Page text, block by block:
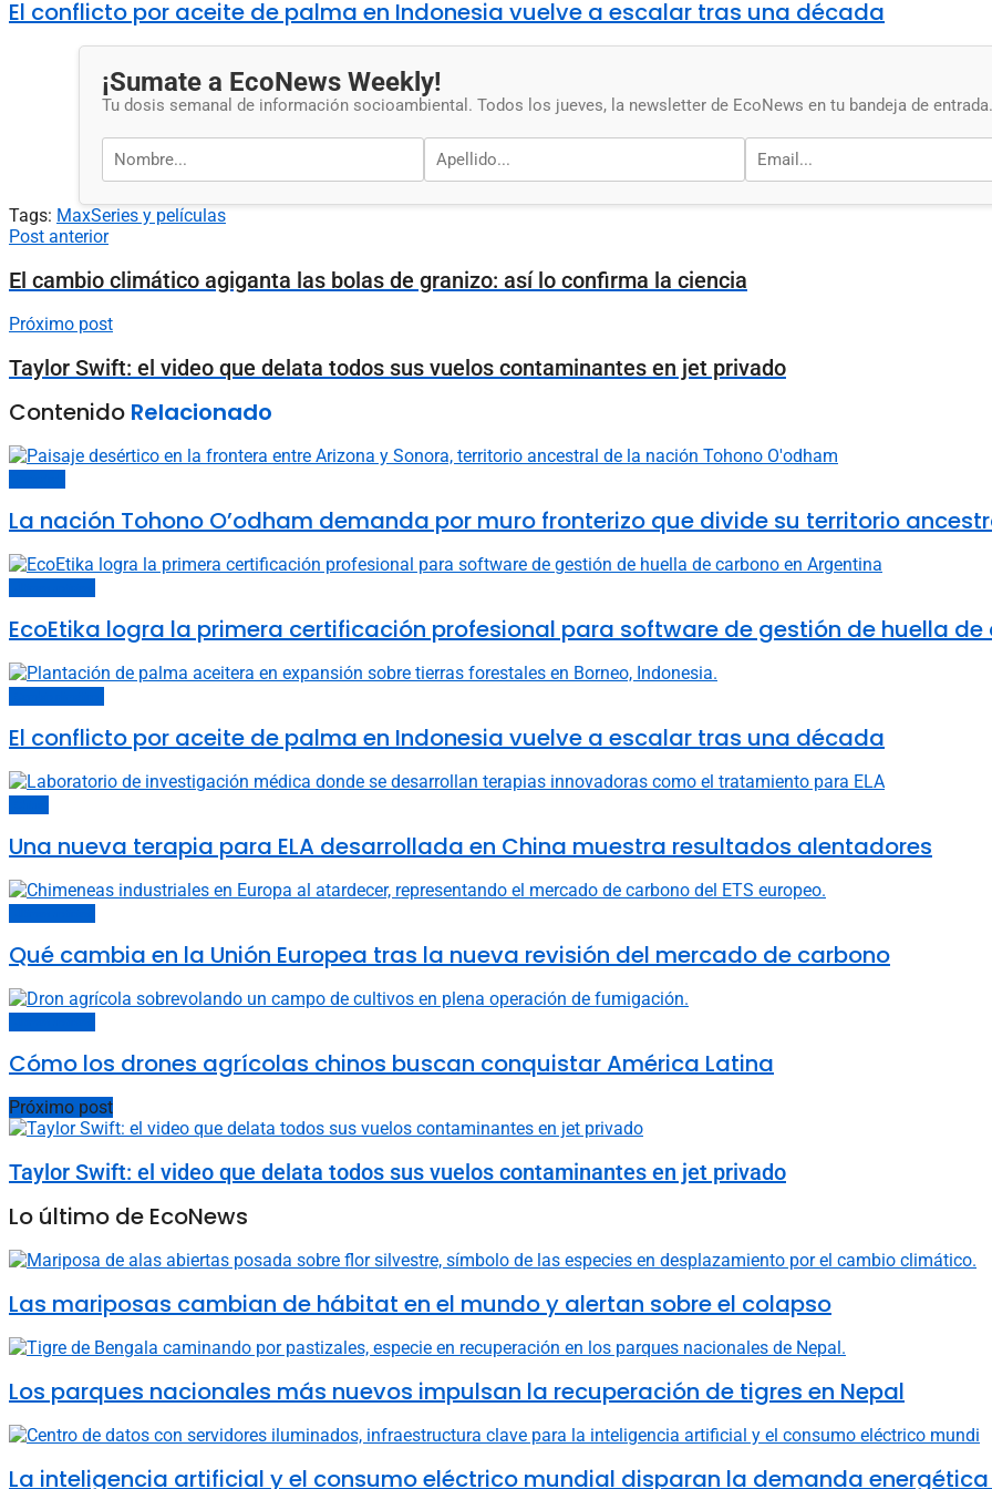
El conflicto por aceite de palma en Indonesia vuelve a escalar tras una década
¡Sumate a EcoNews Weekly!
Tu dosis semanal de información socioambiental. Todos los jueves, la newsletter de EcoNews en tu bandeja de entrada.
Tags: MaxSeries y películas
Post anterior
El cambio climático agiganta las bolas de granizo: así lo confirma la ciencia
Próximo post
Taylor Swift: el video que delata todos sus vuelos contaminantes en jet privado
Contenido Relacionado
La nación Tohono O’odham demanda por muro fronterizo que divide su territorio
EcoEtika logra la primera certificación profesional para software de gestión de huella
El conflicto por aceite de palma en Indonesia vuelve a escalar tras una década
Una nueva terapia para ELA desarrollada en China muestra resultados alentadores
Qué cambia en la Unión Europea tras la nueva revisión del mercado de carbono
Cómo los drones agrícolas chinos buscan conquistar América Latina
Próximo post
Taylor Swift: el video que delata todos sus vuelos contaminantes en jet privado
Lo último de EcoNews
Las mariposas cambian de hábitat en el mundo y alertan sobre el colapso
Los parques nacionales más nuevos impulsan la recuperación de tigres en Nepal
La inteligencia artificial y el consumo eléctrico mundial disparan la demanda